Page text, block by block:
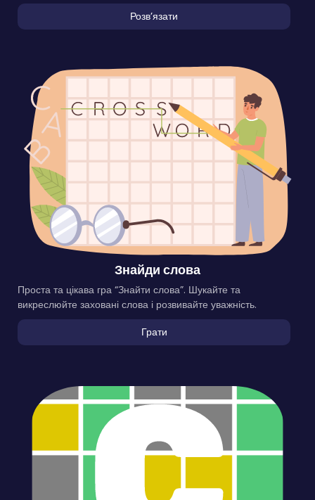
Розвʼязати
Знайди слова
Проста та цікава гра “Знайти слова”. Шукайте та
викреслюйте заховані слова і розвивайте уважність.
Грати